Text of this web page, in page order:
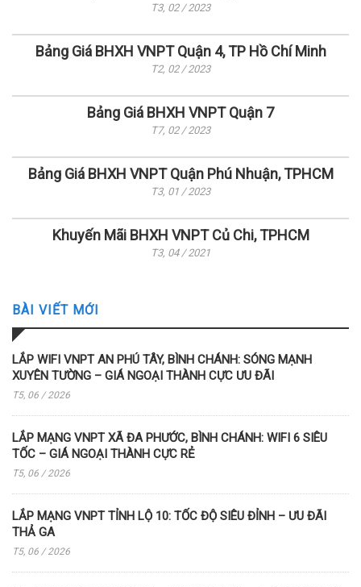
T3, 02 / 2023
Bảng Giá BHXH VNPT Quận 4, TP Hồ Chí Minh
T2, 02 / 2023
Bảng Giá BHXH VNPT Quận 7
T7, 02 / 2023
Bảng Giá BHXH VNPT Quận Phú Nhuận, TPHCM
T3, 01 / 2023
Khuyến Mãi BHXH VNPT Củ Chi, TPHCM
T3, 04 / 2021
BÀI VIẾT MỚI
LẮP WIFI VNPT AN PHÚ TÂY, BÌNH CHÁNH: SÓNG MẠNH
XUYÊN TƯỜNG – GIÁ NGOẠI THÀNH CỰC ƯU ĐÃI
T5, 06 / 2026
LẮP MẠNG VNPT XÃ ĐA PHƯỚC, BÌNH CHÁNH: WIFI 6 SIÊU
TỐC – GIÁ NGOẠI THÀNH CỰC RẺ
T5, 06 / 2026
LẮP MẠNG VNPT TỈNH LỘ 10: TỐC ĐỘ SIÊU ĐỈNH – ƯU ĐÃI
THẢ GA
T5, 06 / 2026